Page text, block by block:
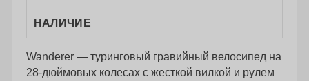
НАЛИЧИЕ
Wanderer — туринговый гравийный велосипед на
28-дюймовых колесах с жесткой вилкой и рулем